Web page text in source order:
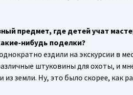
предмет, где детей учат
нибудь поделки?
ездили на экскурсии в
штуковины для охоты, и
земли. Ну, это было скорее, как